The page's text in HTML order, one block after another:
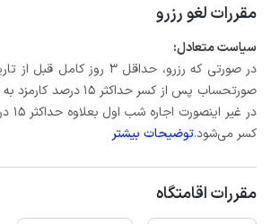
مقررات لغو رزرو
سیاست متعادل:
در صورتی که رزرو، حداقل 3 روز
صورتحساب پس از کسر
در
کسر می‌شود.توضیحات بیشتر
مقررات اقامتگاه